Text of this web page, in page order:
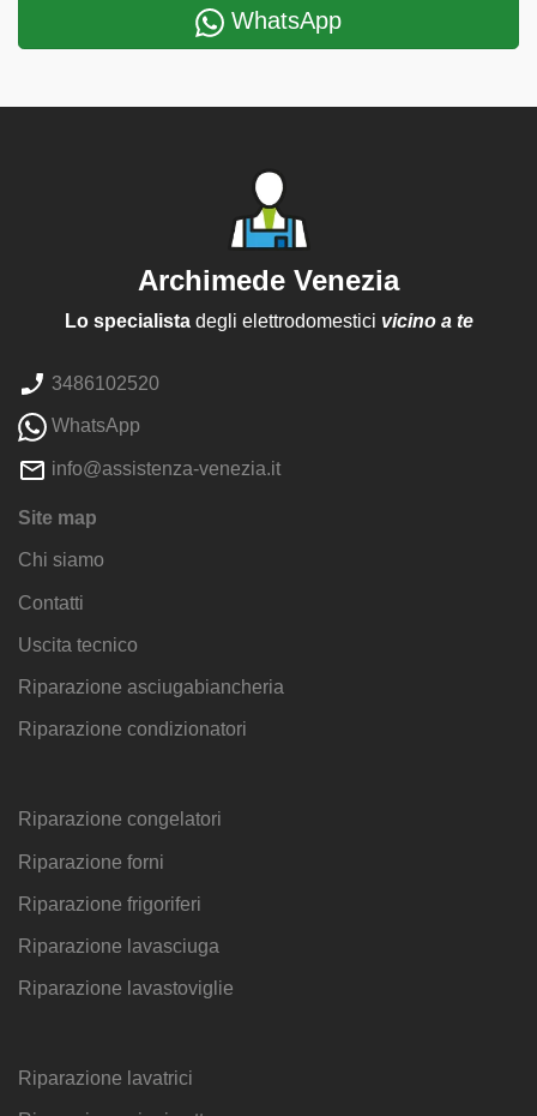
WhatsApp
Archimede Venezia
Lo specialistadegli elettrodomestici vicino a te
3486102520
WhatsApp
info@assistenza-venezia.it
Site map
Chi siamo
Contatti
Uscita tecnico
Riparazione asciugabiancheria
Riparazione condizionatori
Riparazione congelatori
Riparazione forni
Riparazione frigoriferi
Riparazione lavasciuga
Riparazione lavastoviglie
Riparazione lavatrici